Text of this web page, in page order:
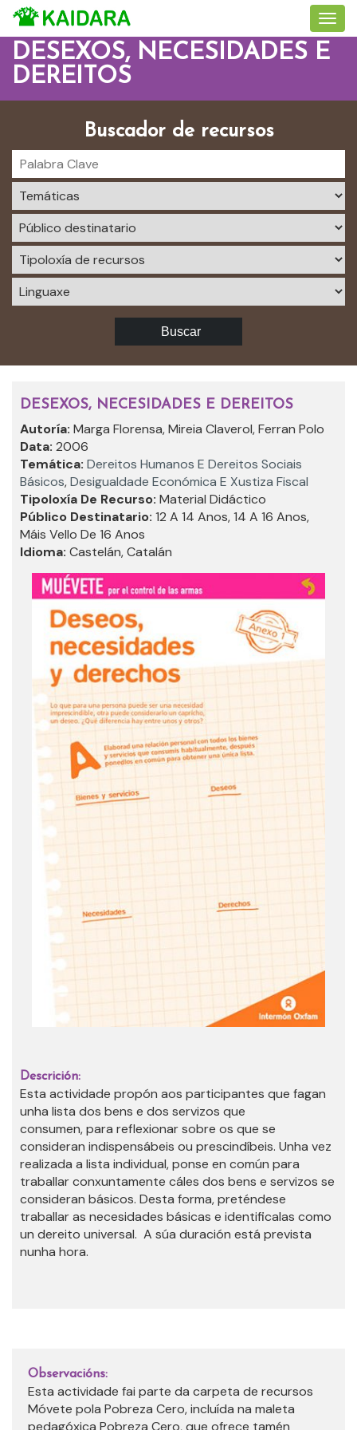
DESEXOS, NECESIDADES E
DEREITOS
Buscador de recursos
Buscar
DESEXOS, NECESIDADES E DEREITOS
Autoría: Marga Florensa, Mireia Claverol, Ferran Polo
Data: 2006
Temática: Dereitos Humanos E Dereitos Sociais
Básicos,Desigualdade Económica E Xustiza Fiscal
Tipoloxía De Recurso: Material Didáctico
Público Destinatario: 12 A 14 Anos, 14 A 16 Anos,
Máis Vello De 16 Anos
Idioma: Castelán, Catalán
Descrición:
Esta actividade propón aos participantes que fagan
unha lista dos bens e dos servizos que
consumen,para reflexionar sobre os que se
consideran indispensábeis ou prescindíbeis. Unha vez
realizada a lista individual, ponse en común para
traballar conxuntamente cáles dos bens e servizos se
consideran básicos. Desta forma, preténdese
traballar as necesidades básicas e identificalas como
un dereito universal. A súa duración está prevista
nunha hora.
Observacións:
Esta actividade fai parte da carpeta de recursos
Móvete pola Pobreza Cero, incluída na maleta
pedagóxica Pobreza Cero, que ofrece tamén